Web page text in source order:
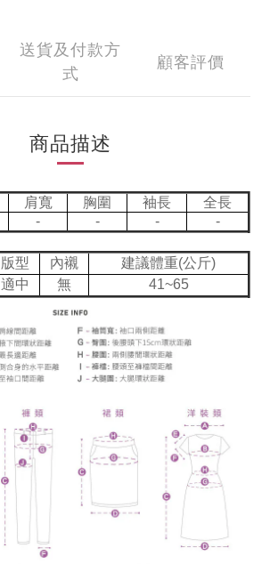
送貨及付款方
式
顧客評價
商品描述
肩寬 胸圍 袖長
全長
- - - -
版型 內襯
建議體重(公斤)
適中 無 41~65